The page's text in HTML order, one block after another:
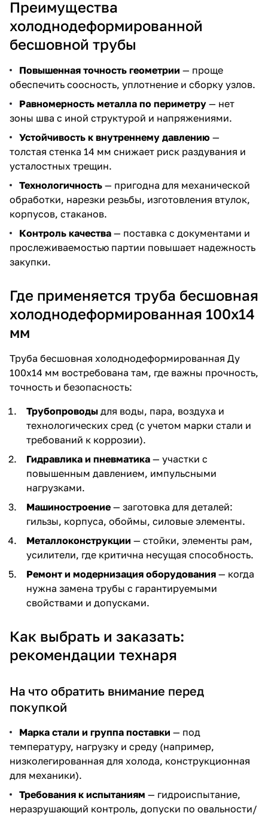
Преимущества
холоднодеформированной
бесшовной трубы
Повышенная точность геометрии — проще
обеспечить соосность, уплотнение и сборку узлов.
Равномерность металла по периметру — нет
зоны шва с иной структурой и напряжениями.
Устойчивость к внутреннему давлению —
толстая стенка 14 мм снижает риск раздувания и
усталостных трещин.
Технологичность — пригодна для механической
обработки, нарезки резьбы, изготовления втулок,
корпусов, стаканов.
Контроль качества — поставка с документами и
прослеживаемостью партии повышает надежность
закупки.
Где применяется труба бесшовная
холоднодеформированная 100х14
мм
Труба бесшовная холоднодеформированная Ду
100х14 мм востребована там, где важны прочность,
точность и безопасность:
Трубопроводы для воды, пара, воздуха и
технологических сред (с учетом марки стали и
требований к коррозии).
Гидравлика и пневматика — участки с
повышенным давлением, импульсными
нагрузками.
Машиностроение — заготовка для деталей:
гильзы, корпуса, обоймы, силовые элементы.
Металлоконструкции — стойки, элементы рам,
усилители, где критична несущая способность.
Ремонт и модернизация оборудования — когда
нужна замена трубы с гарантируемыми
свойствами и допусками.
Как выбрать и заказать:
рекомендации технаря
На что обратить внимание перед
покупкой
Марка стали и группа поставки — под
температуру, нагрузку и среду (например,
низколегированная для холода, конструкционная
для механики).
Требования к испытаниям — гидроиспытание,
неразрушающий контроль, допуски по овальности/